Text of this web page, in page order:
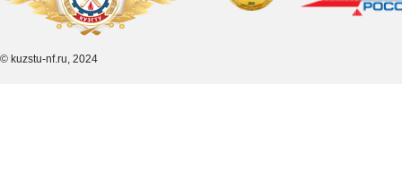
© kuzstu-nf.ru, 2024